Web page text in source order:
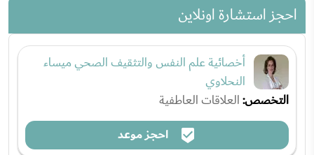
احجز استشارة اونلاين
أخصائية علم النفس والتثقيف الصحي ميساء
النحلاوي
التخصص:العلاقات العاطفية
احجز موعد